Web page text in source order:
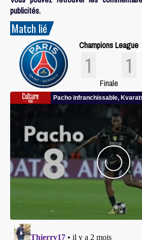
publicités.
Match lié
Champions League
1 1
Finale